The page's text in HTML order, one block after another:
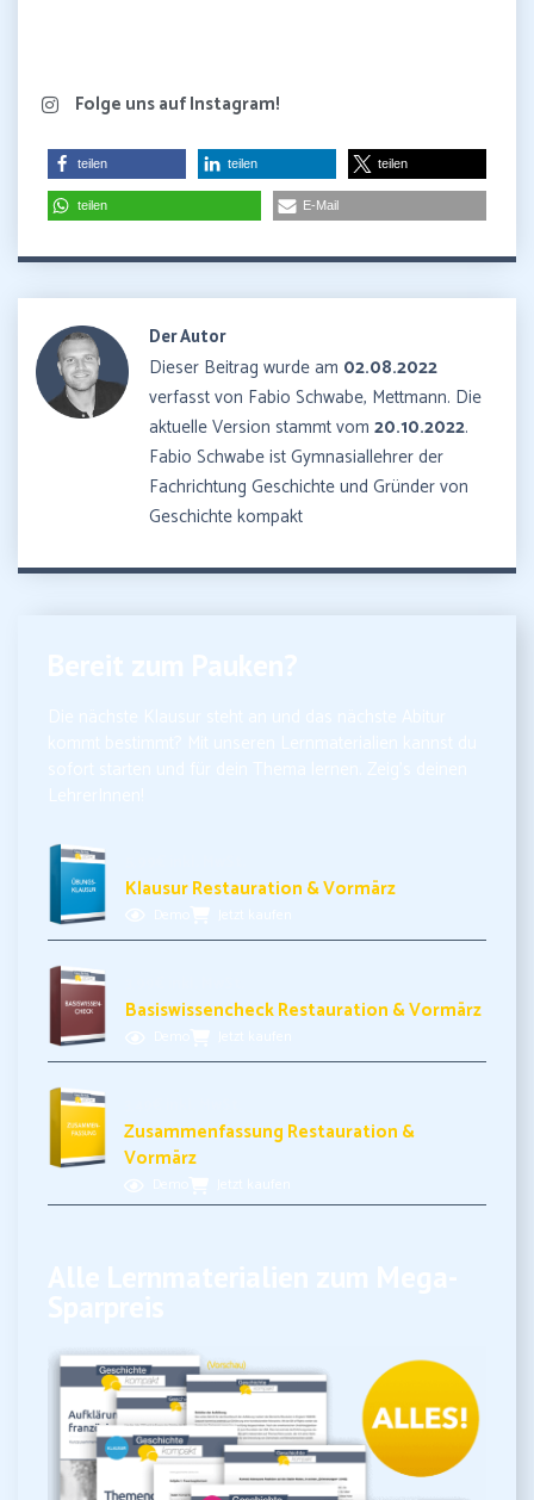
Folge uns auf Instagram!
teilen teilen teilen
teilen E-Mail
Der Autor
Dieser Beitrag wurde am 02.08.2022
verfasst von Fabio Schwabe, Mettmann. Die
aktuelle Version stammt vom 20.10.2022.
Fabio Schwabe ist Gymnasiallehrer der
Fachrichtung Geschichte und Gründer von
Geschichte kompakt
Klausur Restauration & Vormärz
Basiswissencheck Restauration & Vormärz
Zusammenfassung Restauration &
Vormärz